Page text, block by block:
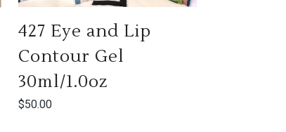
427 Eye and Lip
Contour Gel
30ml/1.0oz
$50.00